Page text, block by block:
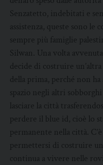
Senzatetto, indebitati e
assistenza, queste sono le
sempre più famiglie
Silwan. Una volta
decide di costruire un’altra
della prima, perché non
spazio negli altri
lasciare la città
perdere il blue id, cioè lo
permanente nella città.
permettersi di costruire
continua a vivere nelle